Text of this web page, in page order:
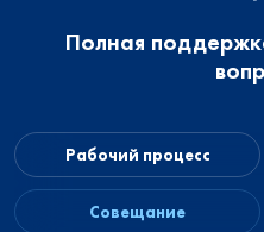
Полная
Рабочий процесс
Совещание